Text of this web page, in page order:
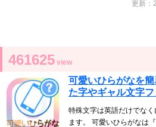
更新：
461625 view
可愛いひらがなを
た字やギャル文字
特殊文字は英語だけでな
ます。 可愛いひらがなは